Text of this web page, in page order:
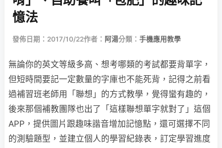
憶法
發佈日期：2017/10/22作者： 阿湯分類： 手機應用教學
無論你的英文等級多高、想考哪類的考試都要背單字，
但短時間要記一定數量的字庫也不能死背，記得之前看
過補習班老師用「聯想」的方式教學，覺得蠻有趣的，
後來那個補教團隊也出了「這樣聯想單字就對了」這個
APP，提供圖片跟趣味諧音增加記憶點，還可選擇不同
的測驗題型，並建立個人的學習紀錄表，訂定學習進度